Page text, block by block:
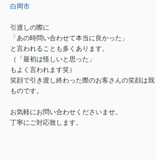
白岡市
引渡しの際に
「あの時問い合わせて本当に良かった」
と言われることも多くあります。
（「最初は怪しいと思った」
もよく言われます笑）
笑顔で引き渡し終わった際のお客さんの笑顔は
ものです。
お気軽にお問い合わせくださいませ。
丁寧にご対応致します。